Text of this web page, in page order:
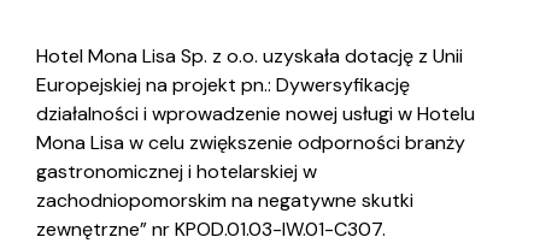
Hotel Mona Lisa Sp. z o.o. uzyskała dotację z Unii
Europejskiej na projekt pn.: Dywersyfikację
działalności i wprowadzenie nowej usługi w Hotelu
Mona Lisa w celu zwiększenie odporności branży
gastronomicznej i hotelarskiej w
zachodniopomorskim na negatywne skutki
zewnętrzne” nr KPOD.01.03-IW.01-C307.